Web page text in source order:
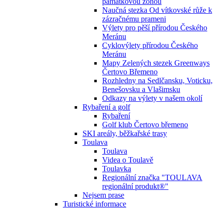
Naučná stezka Od vítkovské růže k
zázračnému prameni
Výlety pro pěší přírodou Českého
Meránu
Cyklovýlety přírodou Českého
Meránu
Mapy Zelených stezek Greenways
Čertovo Břemeno
Rozhledny na Sedlčansku, Voticku,
Benešovsku a Vlašimsku
Odkazy na výlety v našem okolí
Rybaření a golf
Rybaření
Golf klub Čertovo břemeno
SKI areály, běžkařské trasy
Toulava
Toulava
Videa o Toulavě
Toulavka
Regionální značka "TOULAVA
regionální produkt®"
Nejsem prase
Turistické informace